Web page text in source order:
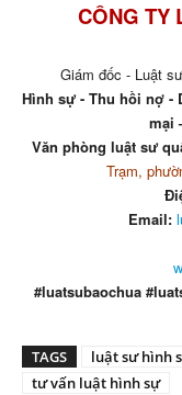
CÔNG TY
Giám đốc - Luật
Hình sự - Thu hồi nợ -
mại
Văn phòng luật sư
Trạm,
Email:
#luatsubaochua
TAGS luật sư hình
tư vấn luật hình sự